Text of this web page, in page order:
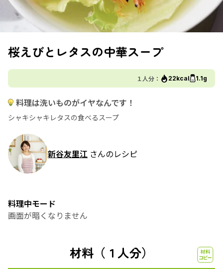
桜えびとレタスの中華スープ
１人分： 22kcal 1.1g
料理は洗いものがイヤなんです！
シャキシャキレタスの食べるスープ
新谷友里江 さんのレシピ
料理中モード
画面が暗くなりません
材料（１人分）